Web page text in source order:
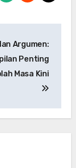
Argumen:
Penting
Masa Kini